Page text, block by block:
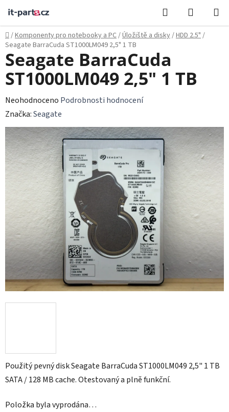
obsah
Hledat
KOŠÍK
Domů
/Komponenty pro notebooky a PC/Úložiště a disky/HDD 2.5"/
Seagate BarraCuda ST1000LM049 2,5" 1 TB
Použitý pevný disk Seagate BarraCuda ST1000LM049 2,5" 1 TB
SATA / 128 MB cache. Otestovaný a plně funkční.
Položka byla vyprodána…
Seagate BarraCuda
ST1000LM049 2,5" 1 TB
Průměrné
hodnocení
produktu
je
0,0
hvězdiček.
Neohodnoceno Podrobnosti hodnocení
Značka:Seagate